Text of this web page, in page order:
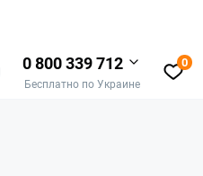
0 800 339 712
Бесплатно по Украине
0